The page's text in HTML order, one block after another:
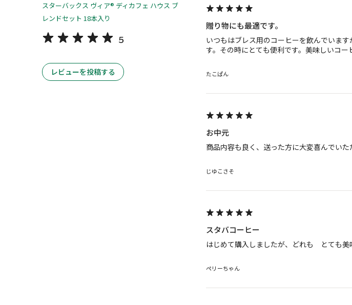
スターバックス ヴィア® ディカフェ ハウス ブ
レンドセット 18本入り
5
レビューを投稿する
贈り物にも最適です。
いつもはブレス用のコーヒーを飲んでいま
す。その時にとても便利です。美味しいコ
たこぱん
お中元
商品内容も良く、送った方に大変喜んでいた
じゆこさそ
スタバコーヒー
はじめて購入しましたが、どれも　とても美
ペリーちゃん